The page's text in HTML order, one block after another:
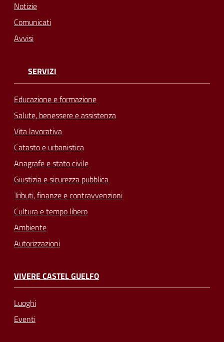
Notizie
Comunicati
Avvisi
SERVIZI
Educazione e formazione
Salute, benessere e assistenza
Vita lavorativa
Catasto e urbanistica
Anagrafe e stato civile
Giustizia e sicurezza pubblica
Tributi, finanze e contravvenzioni
Cultura e tempo libero
Ambiente
Autorizzazioni
VIVERE CASTEL GUELFO
Luoghi
Eventi